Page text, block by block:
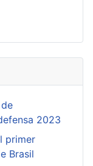
2023
primer
Brasil